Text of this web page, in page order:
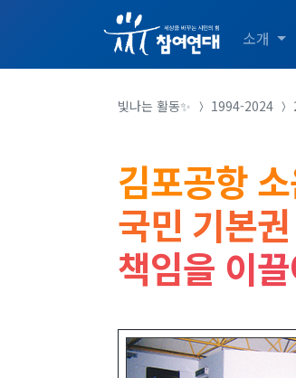
소개
빛나는 활동✨ 1994-2024
김포공항
국민 기본
책임을 이